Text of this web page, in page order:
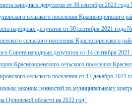
народных депутатов от 30 сентября 2021
сельского поселения Краснозоренского
народных депутатов от 30 сентября 2021
сельского поселения Краснозоренского
Совета народных депутатов от 14 сентября
Краснозоренского сельского поселения
сельского поселения от 17 декабря
законом ценностей по муниципальному
Орловской области на 2022 год"